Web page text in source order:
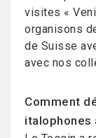
visites «
organisons
de Suisse
avec nos
Comment
italophones